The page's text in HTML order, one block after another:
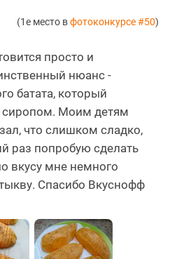
(1е место вфотоконкурсе #50)
просто и
нюанс -
батата, который
сиропом. Моим детям
что слишком сладко,
раз попробую сделать
вкусу мне немного
Спасибо Вкуснофф